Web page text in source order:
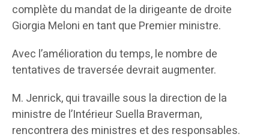
complète du mandat de la dirigeante de droite
Giorgia Meloni en tant que Premier ministre.
Avec l’amélioration du temps, le nombre de
tentatives de traversée devrait augmenter.
M. Jenrick, qui travaille sous la direction de la
ministre de l’Intérieur Suella Braverman,
rencontrera des ministres et des responsables.